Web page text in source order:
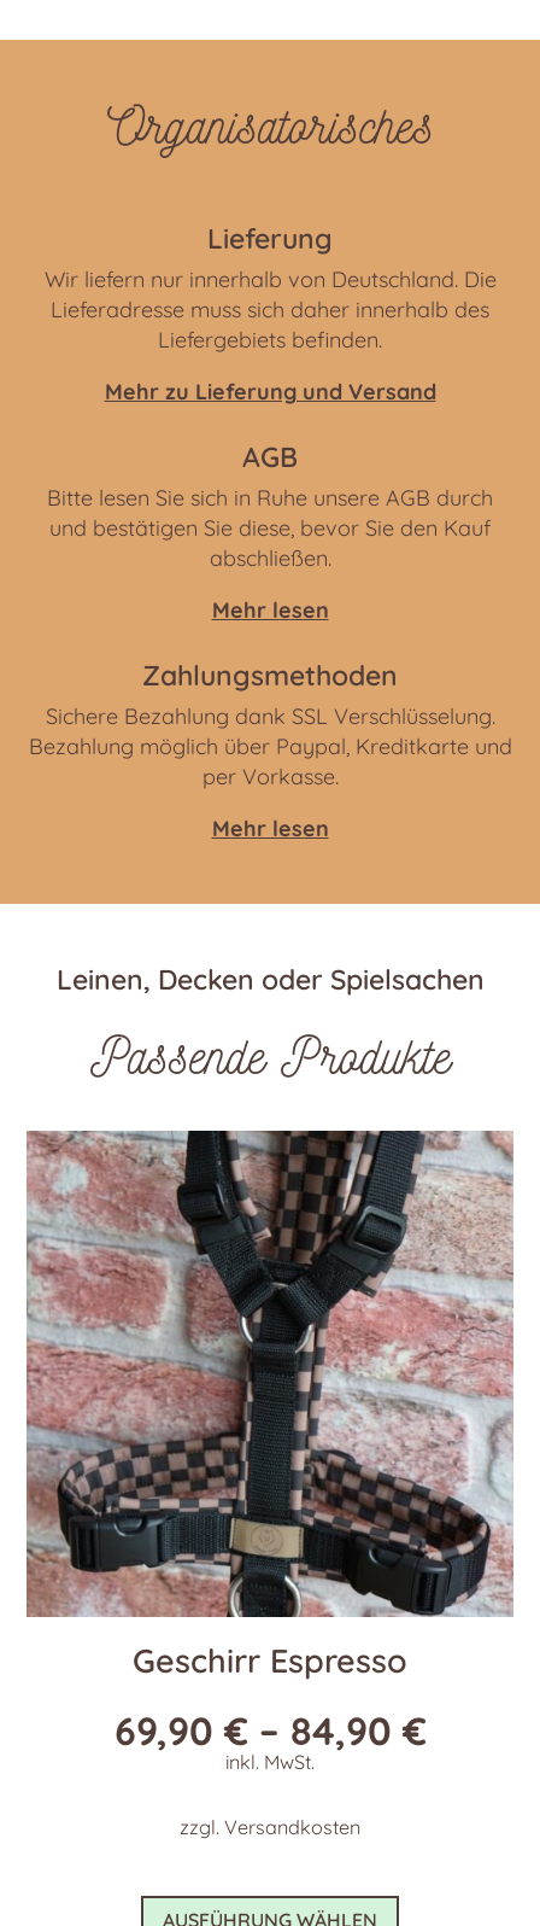
Organisatorisches
Lieferung
Wir liefern nur innerhalb von Deutschland. Die
Lieferadresse muss sich daher innerhalb des
Liefergebiets befinden.
Mehr zu Lieferung und Versand
AGB
Bitte lesen Sie sich in Ruhe unsere AGB durch
und bestätigen Sie diese, bevor Sie den Kauf
abschließen.
Mehr lesen
Zahlungsmethoden
Sichere Bezahlung dank SSL Verschlüsselung.
Bezahlung möglich über Paypal, Kreditkarte und
per Vorkasse.
Mehr lesen
Leinen, Decken oder Spielsachen
Passende Produkte
Geschirr Espresso
69,90€ – 84,90€
inkl. MwSt.
zzgl. Versandkosten
AUSFÜHRUNG WÄHLEN
Dieses